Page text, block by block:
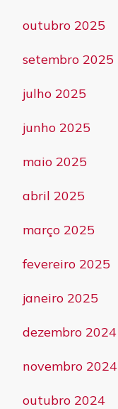
outubro 2025
setembro 2025
julho 2025
junho 2025
maio 2025
abril 2025
março 2025
fevereiro 2025
janeiro 2025
dezembro 2024
novembro 2024
outubro 2024